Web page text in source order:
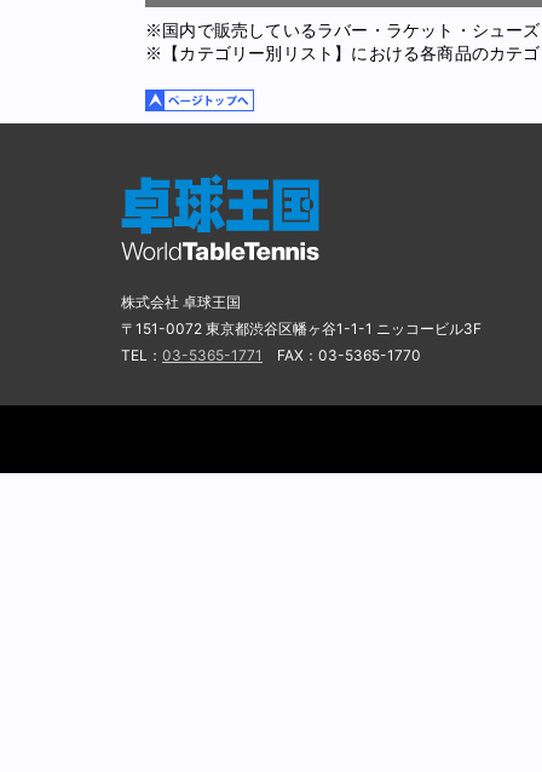
※国内で販売しているラバー・ラケット・シュー
※【カテゴリー別リスト】における各商品のカテ
株式会社 卓球王国
〒151-0072 東京都渋谷区幡ヶ谷1-1-1 ニッコービル3F
TEL： 03-5365-1771 FAX：03-5365-1770